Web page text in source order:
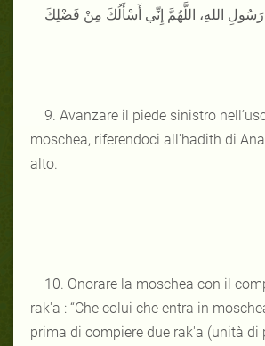
اللهِ، اللَّهُمَّ إِنِّي أَسْأَلُكَ مِنْ فَضْلِكَ
9. Avanzare il piede sinistro
moschea, riferendoci all'hadith di
alto.
10. Onorare la moschea con il
rak'a : “Che colui che entra in
prima di compiere due rak'a (unità di